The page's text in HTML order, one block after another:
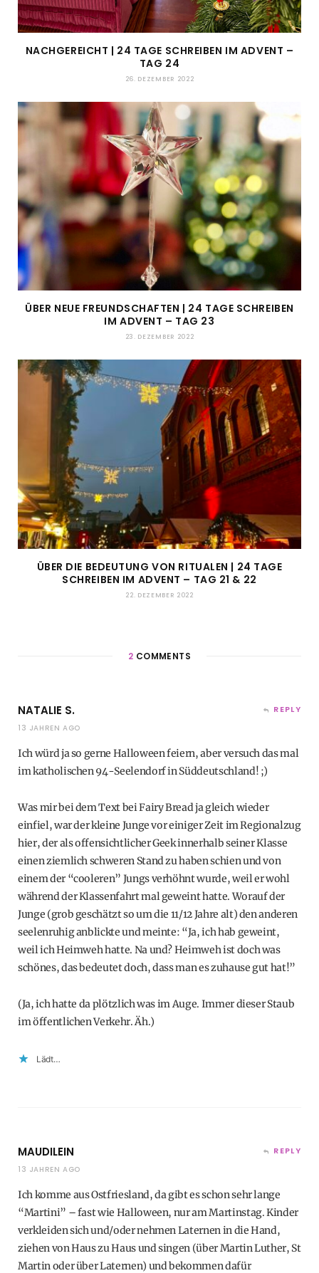
NACHGEREICHT | 24 TAGE SCHREIBEN IM ADVENT –
TAG 24
26. DEZEMBER 2022
ÜBER NEUE FREUNDSCHAFTEN | 24 TAGE SCHREIBEN
IM ADVENT – TAG 23
23. DEZEMBER 2022
ÜBER DIE BEDEUTUNG VON RITUALEN | 24 TAGE
SCHREIBEN IM ADVENT – TAG 21 & 22
22. DEZEMBER 2022
2 COMMENTS
NATALIE S.
13 JAHREN AGO
REPLY
Ich würd ja so gerne Halloween feiern, aber versuch das mal
im katholischen 94-Seelendorf in Süddeutschland! ;)
Was mir bei dem Text bei Fairy Bread ja gleich wieder
einfiel, war der kleine Junge vor einiger Zeit im Regionalzug
hier, der als offensichtlicher Geek innerhalb seiner Klasse
einen ziemlich schweren Stand zu haben schien und von
einem der “cooleren” Jungs verhöhnt wurde, weil er wohl
während der Klassenfahrt mal geweint hatte. Worauf der
Junge (grob geschätzt so um die 11/12 Jahre alt) den anderen
seelenruhig anblickte und meinte: “Ja, ich hab geweint,
weil ich Heimweh hatte. Na und? Heimweh ist doch was
schönes, das bedeutet doch, dass man es zuhause gut hat!”
(Ja, ich hatte da plötzlich was im Auge. Immer dieser Staub
im öffentlichen Verkehr. Äh.)
Lädt…
MAUDILEIN
13 JAHREN AGO
REPLY
Ich komme aus Ostfriesland, da gibt es schon sehr lange
“Martini” – fast wie Halloween, nur am Martinstag. Kinder
verkleiden sich und/oder nehmen Laternen in die Hand,
ziehen von Haus zu Haus und singen (über Martin Luther, St
Martin oder über Laternen) und bekommen dafür